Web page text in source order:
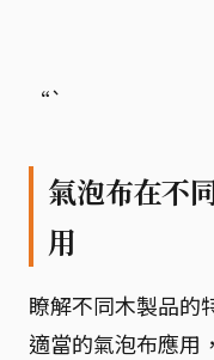
“`
氣泡布在不
用
瞭解不同木製品的
適當的氣泡布應用